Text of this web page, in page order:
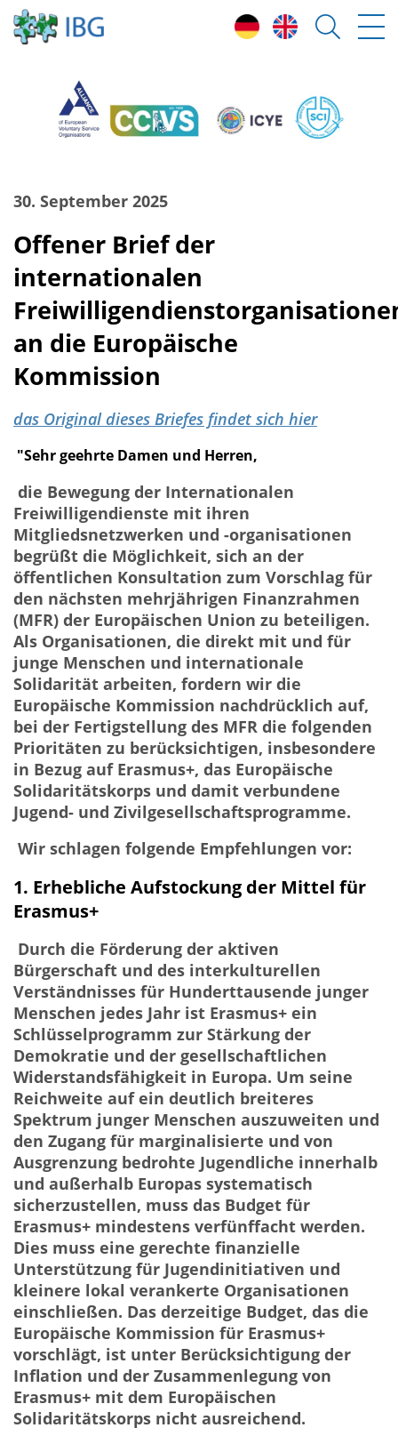
30. September 2025
Offener Brief der
internationalen
an die Europäische
Kommission
das Original dieses Briefes findet sich hier
"Sehr geehrte Damen und Herren,
die Bewegung der Internationalen
Freiwilligendienste mit ihren
Mitgliedsnetzwerken und -organisationen
begrüßt die Möglichkeit, sich an der
öffentlichen Konsultation zum Vorschlag für
den nächsten mehrjährigen Finanzrahmen
(MFR) der Europäischen Union zu beteiligen.
Als Organisationen, die direkt mit und für
junge Menschen und internationale
Solidarität arbeiten, fordern wir die
Europäische Kommission nachdrücklich auf,
bei der Fertigstellung des MFR die folgenden
Prioritäten zu berücksichtigen, insbesondere
in Bezug auf Erasmus+, das Europäische
Solidaritätskorps und damit verbundene
Jugend- und Zivilgesellschaftsprogramme.
Wir schlagen folgende Empfehlungen vor:
1. Erhebliche Aufstockung der Mittel für
Erasmus+
Durch die Förderung der aktiven
Bürgerschaft und des interkulturellen
Verständnisses für Hunderttausende junger
Menschen jedes Jahr ist Erasmus+ ein
Schlüsselprogramm zur Stärkung der
Demokratie und der gesellschaftlichen
Widerstandsfähigkeit in Europa. Um seine
Reichweite auf ein deutlich breiteres
Spektrum junger Menschen auszuweiten und
den Zugang für marginalisierte und von
Ausgrenzung bedrohte Jugendliche innerhalb
und außerhalb Europas systematisch
sicherzustellen, muss das Budget für
Erasmus+ mindestens verfünffacht werden.
Dies muss eine gerechte finanzielle
Unterstützung für Jugendinitiativen und
kleinere lokal verankerte Organisationen
einschließen. Das derzeitige Budget, das die
Europäische Kommission für Erasmus+
vorschlägt, ist unter Berücksichtigung der
Inflation und der Zusammenlegung von
Erasmus+ mit dem Europäischen
Solidaritätskorps nicht ausreichend.